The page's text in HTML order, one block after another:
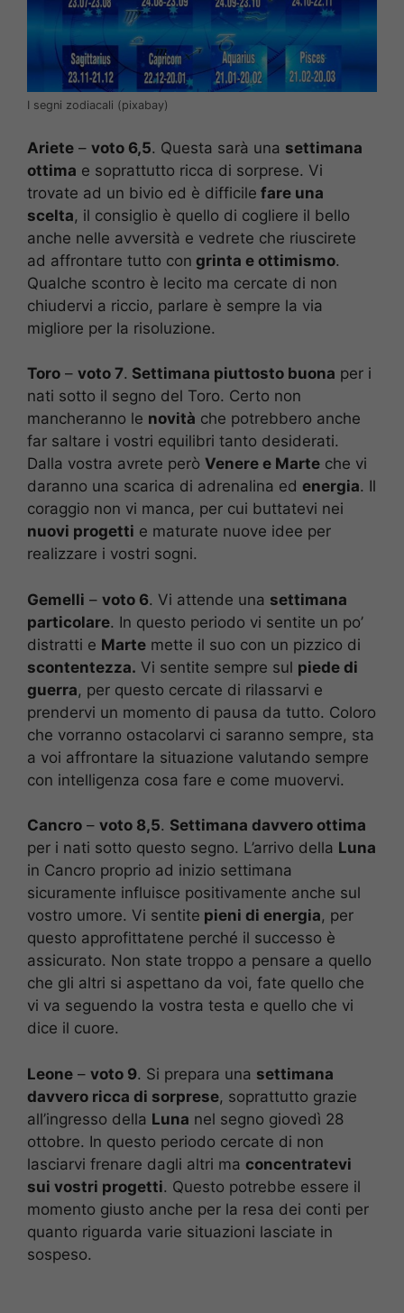
I segni zodiacali (pixabay)
Ariete – voto 6,5. Questa sarà una settimana
ottima e soprattutto ricca di sorprese. Vi
trovate ad un bivio ed è difficile fare una
scelta, il consiglio è quello di cogliere il bello
anche nelle avversità e vedrete che riuscirete
ad affrontare tutto con grinta e ottimismo.
Qualche scontro è lecito ma cercate di non
chiudervi a riccio, parlare è sempre la via
migliore per la risoluzione.
Toro – voto 7. Settimana piuttosto buona per i
nati sotto il segno del Toro. Certo non
mancheranno le novità che potrebbero anche
far saltare i vostri equilibri tanto desiderati.
Dalla vostra avrete però Venere e Marte che vi
daranno una scarica di adrenalina ed energia. Il
coraggio non vi manca, per cui buttatevi nei
nuovi progetti e maturate nuove idee per
realizzare i vostri sogni.
Gemelli – voto 6. Vi attende una settimana
particolare. In questo periodo vi sentite un po’
distratti e Marte mette il suo con un pizzico di
scontentezza. Vi sentite sempre sul piede di
guerra, per questo cercate di rilassarvi e
prendervi un momento di pausa da tutto. Coloro
che vorranno ostacolarvi ci saranno sempre, sta
a voi affrontare la situazione valutando sempre
con intelligenza cosa fare e come muovervi.
Cancro – voto 8,5. Settimana davvero ottima
per i nati sotto questo segno. L’arrivo della Luna
in Cancro proprio ad inizio settimana
sicuramente influisce positivamente anche sul
vostro umore. Vi sentite pieni di energia, per
questo approfittatene perché il successo è
assicurato. Non state troppo a pensare a quello
che gli altri si aspettano da voi, fate quello che
vi va seguendo la vostra testa e quello che vi
dice il cuore.
Leone – voto 9. Si prepara una settimana
davvero ricca di sorprese, soprattutto grazie
all’ingresso della Luna nel segno giovedì 28
ottobre. In questo periodo cercate di non
lasciarvi frenare dagli altri ma concentratevi
sui vostri progetti. Questo potrebbe essere il
momento giusto anche per la resa dei conti per
quanto riguarda varie situazioni lasciate in
sospeso.